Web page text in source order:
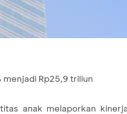
Rp25,9 triliun
anak melaporkan